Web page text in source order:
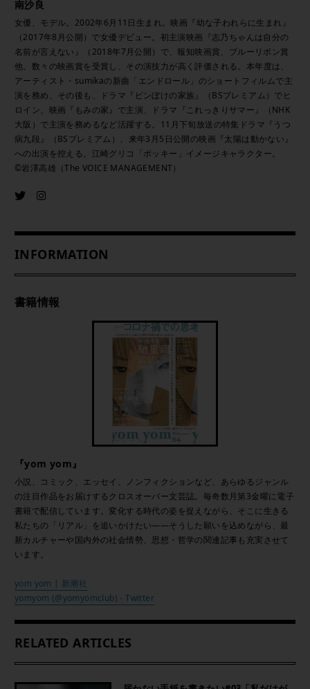
南沙良
女優、モデル。2002年6月11日生まれ。映画『幼な子われらに生まれ』
（2017年8月公開）で女優デビュー。初主演映画『志乃ちゃんは自分の
名前が言えない』（2018年7月公開）で、報知映画賞、ブルーリボン賞
他、数々の映画賞を受賞し、その演技力が高く評価される。本年度は、
アーティスト・sumikaの新曲「エンドロール」のショートフィルムで主
演を務め、その後も、ドラマ『ピンぼけの家族』（BSプレミアム）でヒ
ロイン、映画『もみの家』で主演、ドラマ『これっきりサマー』（NHK
大阪）で主演を務めるなど活躍する。11月下旬放送の特集ドラマ『うつ
病九段』（BSプレミアム）、来年3月5日公開の映画『太陽は動かない』
への出演を控える。江崎グリコ「ポッキー」イメージキャラクター。
©岩澤高雄（The VOICE MANAGEMENT）
INFORMATION
書籍情報
『yom yom』
小説、コミック、エッセイ、ノンフィクションなど、あらゆるジャンル
の注目作品をお届けするクロスオーバー文芸誌。毎奇数月第3金曜に電子
書籍で配信しています。変化する時代の姿を捉えながら、そこに生きる
私たちの「リアル」を追いかけたい――そうした願いを込めながら、最
新カルチャーや国内外の社会情勢、思想・哲学の関連記事も充実させて
います。
yom yom | 新潮社
yomyom (@yomyomclub) - Twitter
RELATED ARTICLES